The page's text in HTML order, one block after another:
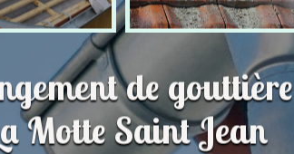
de gouttière
Motte Saint Jean